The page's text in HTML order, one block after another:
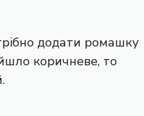
додати ромашку
коричневе, то